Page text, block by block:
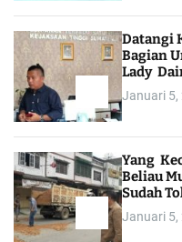
Datangi
Bagian
Lady
Januari 5,
Yang
Beliau
Sudah
Januari 5,